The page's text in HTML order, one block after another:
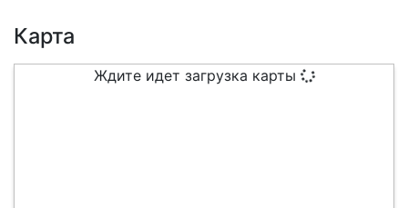
Карта
Ждите идет загрузка карты